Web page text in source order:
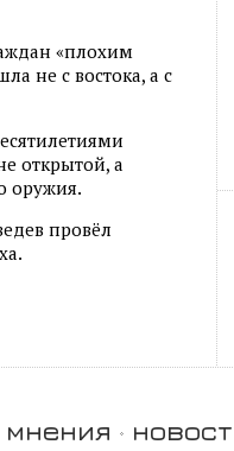
«плохим
не с востока, а с
открытой, а
оружия.
провёл
мнения